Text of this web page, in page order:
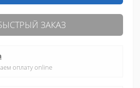
ЗАКАЗ
оплату online